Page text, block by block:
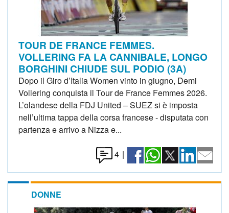
TOUR DE FRANCE FEMMES.
VOLLERING FA LA CANNIBALE, LONGO
BORGHINI CHIUDE SUL PODIO (3A)
Dopo il Giro d’Italia Women vinto in giugno, Demi
Vollering conquista il Tour de France Femmes 2026.
L’olandese della FDJ United – SUEZ si è imposta
nell’ultima tappa della corsa francese - disputata con
partenza e arrivo a Nizza e...
4 |
DONNE